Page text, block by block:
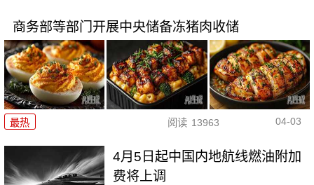
商务部等部门开展中央储备冻猪肉收储
最热 阅读 13963 04-03
4月5日起中国内地航线燃油附加
费将上调